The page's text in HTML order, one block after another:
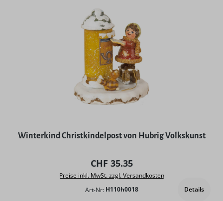
Winterkind Christkindelpost von Hubrig Volkskunst
Regulärer Preis:
CHF 35.35
Preise inkl. MwSt. zzgl. Versandkosten
Art-Nr: H110h0018 Details